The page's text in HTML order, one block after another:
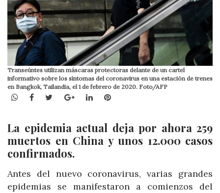
Transeúntes utilizan máscaras protectoras delante de un cartel
informativo sobre los síntomas del coronavirus en una estación de trenes
en Bangkok, Tailandia, el 1 de febrero de 2020. Foto/AFP
WhatsApp
Facebook
TwitterGoogle+LinkedInPinterest
La epidemia actual deja por ahora 259
muertos en China y unos 12.000 casos
confirmados.
Antes del nuevo coronavirus, varias grandes
epidemias se manifestaron a comienzos del